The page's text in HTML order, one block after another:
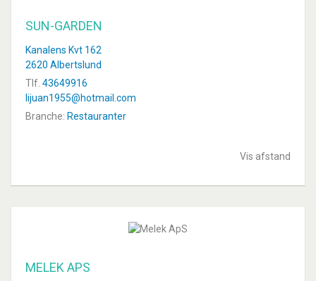
SUN-GARDEN
Kanalens Kvt 162
2620 Albertslund
Tlf. 43649916
lijuan1955@hotmail.com
Branche: Restauranter
Vis afstand
MELEK APS